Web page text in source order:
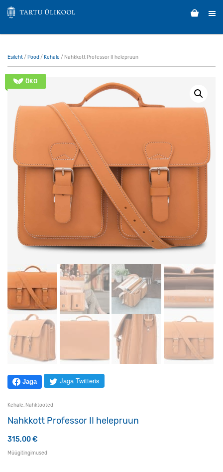
Esileht/ Pood / Kehale / Nahkkott Professor II helepruun
ÖKO
Jaga Jaga Twitteris
Kehale, Nahktooted
Nahkkott Professor II helepruun
315,00€
Müügitingimused